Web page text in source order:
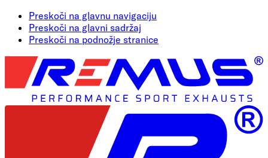
Preskoči na glavnu navigaciju
Preskoči na glavni sadržaj
Preskoči na podnožje stranice